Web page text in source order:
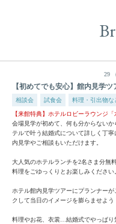
29
【初めてでも安心】館内見学
相談会 試食会 料理・引出物な
【来館特典】ホテルロビーラウンジ
会場見学が初めて、何も分からない
テルで叶う結婚式について詳しく丁
内見学やご相談もいただけます。
大人気のホテルランチを2名さま分無
料理をごゆっくりとお楽しみください
ホテル館内見学ツアーにプランナー
クして当日のイメージを膨らませよう
料理やお花、衣裳…結婚式でやっぱり